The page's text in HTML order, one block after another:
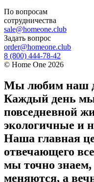
По вопросам
сотрудничества
sale@homeone.club
Задать вопрос
order@homeone.club
8 (800) 444-78-42
© Home One 2026
Мы любим наш
Каждый день мы
повседневной
экологичные и
Наша главная
отвечающего
мы точно
меняются, а